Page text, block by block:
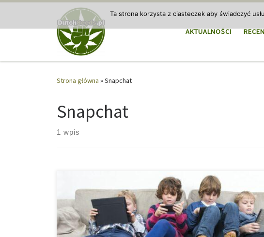
Przejdź do treści
AKTUALNOŚCI
Strona główna »Snapchat
Snapchat
1 wpis
Duże badanie przeprowadzone w Wielkiej Brytanii sugeruje, że
Ta strona korzysta z ciasteczek aby świadczyć